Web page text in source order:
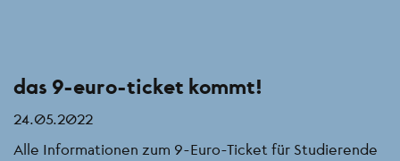
das 9-euro-ticket kommt!
24.05.2022
Alle Informationen zum 9-Euro-Ticket für Studierende